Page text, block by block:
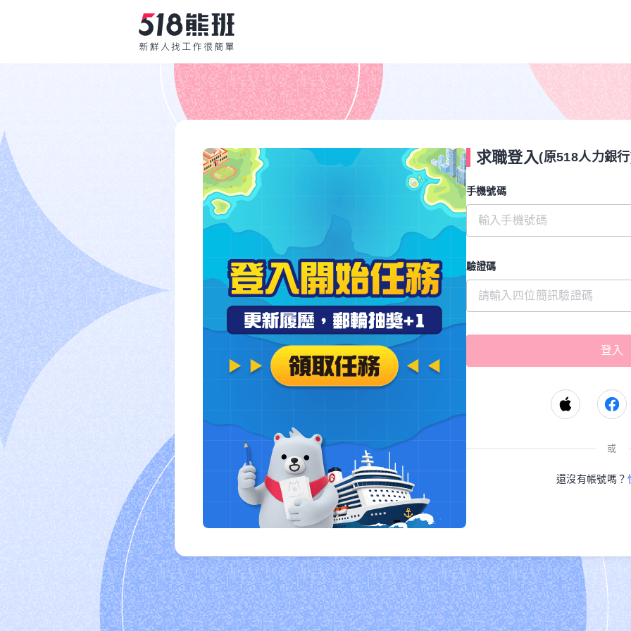
求職登入(原518人力銀
手機號碼
驗證碼
或
還沒有帳號嗎？